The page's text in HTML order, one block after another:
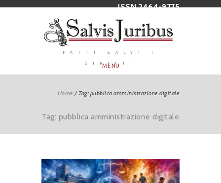
ISSN 2464-9775
FATTI SALVI I
DIRITTI
MENU
Home / Tag: pubblica amministrazione digitale
Tag: pubblica amministrazione digitale